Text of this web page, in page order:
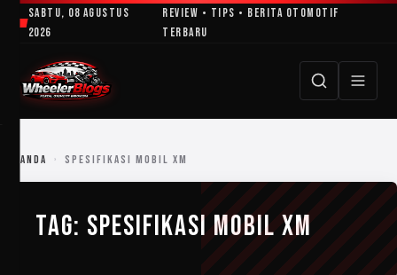
LewatiSabtu, 08 Agustus
2026
Review • Tips • Berita Otomotif
Terbaru
BERANDA › SPESIFIKASI MOBIL XM
TAG: SPESIFIKASI MOBIL XM